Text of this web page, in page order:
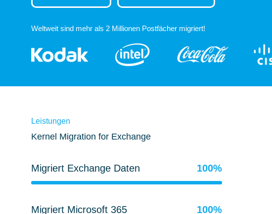
Weltweit sind mehr als 2 Millionen Postfächer migriert!
Leistungen
Kernel Migration for Exchange
Migriert Exchange Daten 100%
Migriert Microsoft 365 100%